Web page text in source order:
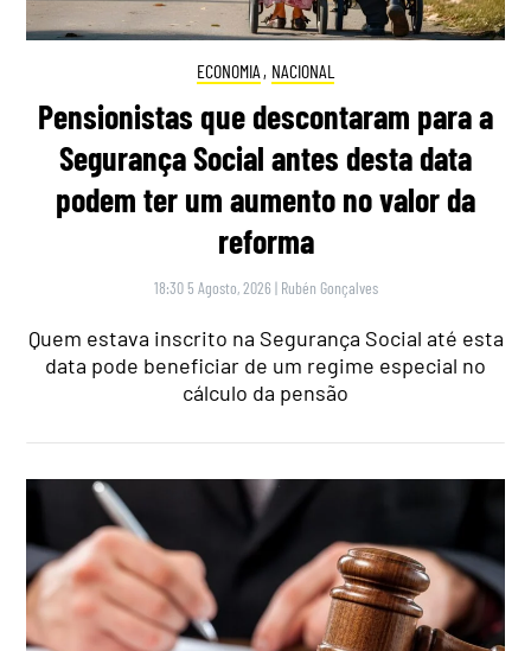
ECONOMIA , NACIONAL
Pensionistas que descontaram para a
Segurança Social antes desta data
podem ter um aumento no valor da
reforma
18:30 5 Agosto, 2026 | Rubén Gonçalves
Quem estava inscrito na Segurança Social até esta
data pode beneficiar de um regime especial no
cálculo da pensão